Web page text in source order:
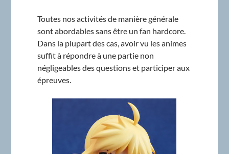
Toutes nos activités de manière générale
sont abordables sans être un fan hardcore.
Dans la plupart des cas, avoir vu les animes
suffit à répondre à une partie non
négligeables des questions et participer aux
épreuves.